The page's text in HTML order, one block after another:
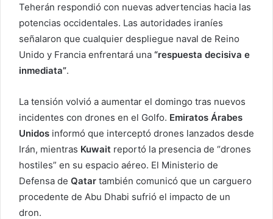
Teherán respondió con nuevas advertencias hacia las
potencias occidentales. Las autoridades iraníes
señalaron que cualquier despliegue naval de Reino
Unido y Francia enfrentará una “respuesta decisiva e
inmediata”.
La tensión volvió a aumentar el domingo tras nuevos
incidentes con drones en el Golfo. Emiratos Árabes
Unidos informó que interceptó drones lanzados desde
Irán, mientras Kuwait reportó la presencia de “drones
hostiles” en su espacio aéreo. El Ministerio de
Defensa de Qatar también comunicó que un carguero
procedente de Abu Dhabi sufrió el impacto de un
dron.